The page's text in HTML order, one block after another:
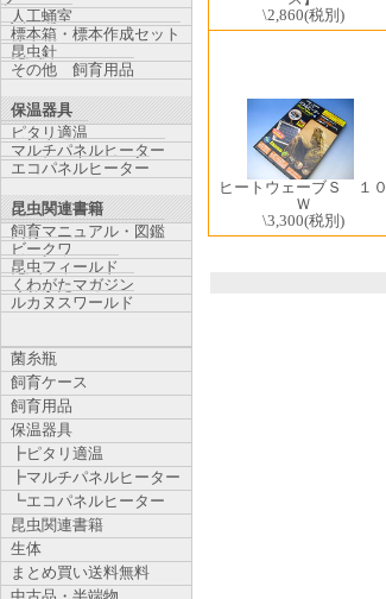
\2,860(税別)
ヒートウェーブＳ １０
Ｗ
\3,300(税別)
人工蛹室
標本箱・標本作成セット
昆虫針
その他 飼育用品
保温器具
ピタリ適温
マルチパネルヒーター
エコパネルヒーター
昆虫関連書籍
飼育マニュアル・図鑑
ビークワ
昆虫フィールド
くわがたマガジン
ルカヌスワールド
菌糸瓶
飼育ケース
飼育用品
保温器具
┣ピタリ適温
┣マルチパネルヒーター
┗エコパネルヒーター
昆虫関連書籍
生体
まとめ買い送料無料
中古品・半端物